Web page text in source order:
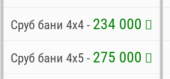
Сруб бани 4х4 - 234 000
Сруб бани 4х5 - 275 000